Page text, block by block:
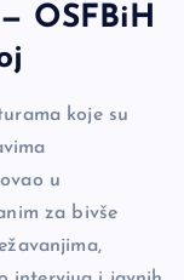
OSFBiH
koje su
u
za bivše